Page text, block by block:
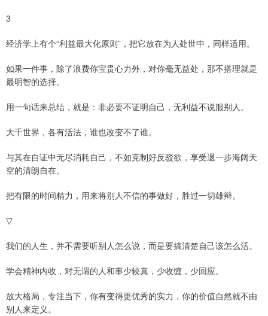
3
经济学上有个“利益最大化原则”，把它放在为人处世中，同样适用。
如果一件事，除了浪费你宝贵心力外，对你毫无益处，那不搭理就是
最明智的选择。
用一句话来总结，就是：非必要不证明自己，无利益不说服别人。
大千世界，各有活法，谁也改变不了谁。
与其在自证中无尽消耗自己，不如克制好反驳欲，享受退一步海阔天
空的清朗自在。
把有限的时间精力，用来将别人不信的事做好，胜过一切雄辩。
▽
我们的人生，并不需要听别人怎么说，而是要搞清楚自己该怎么活。
学会精神内收，对无谓的人和事少较真，少收缠，少回应。
放大格局，专注当下，你有变得更优秀的实力，你的价值自然就不由
别人来定义。